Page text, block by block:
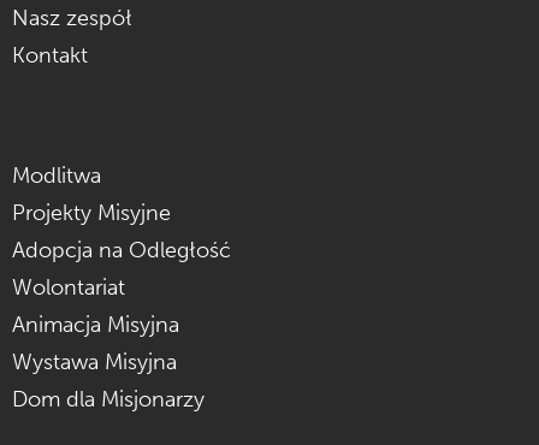
Nasz zespół
Kontakt
Modlitwa
Projekty Misyjne
Adopcja na Odległość
Wolontariat
Animacja Misyjna
Wystawa Misyjna
Dom dla Misjonarzy